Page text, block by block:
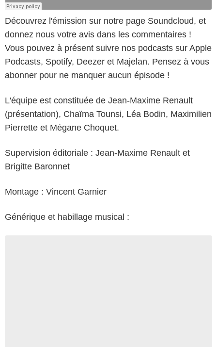
Découvrez l'émission sur notre page Soundcloud, et
donnez nous votre avis dans les commentaires !
Vous pouvez à présent suivre nos podcasts sur Apple
Podcasts, Spotify, Deezer et Majelan. Pensez à vous
abonner pour ne manquer aucun épisode !
L'équipe est constituée de Jean-Maxime Renault
(présentation), Chaïma Tounsi, Léa Bodin, Maximilien
Pierrette et Mégane Choquet.
Supervision éditoriale : Jean-Maxime Renault et
Brigitte Baronnet
Montage : Vincent Garnier
Générique et habillage musical :